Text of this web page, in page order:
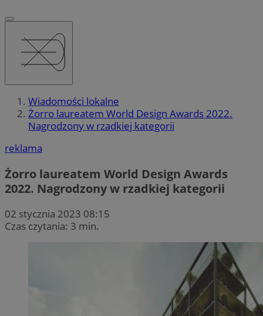
Wiadomości lokalne
Żorro laureatem World Design Awards 2022.
Nagrodzony w rzadkiej kategorii
reklama
Żorro laureatem World Design Awards
2022. Nagrodzony w rzadkiej kategorii
02 stycznia 2023 08:15
Czas czytania: 3 min.